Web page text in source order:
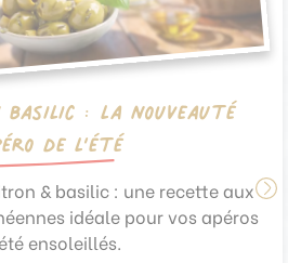
: la nouveauté
de l’été
& basilic : une recette aux
idéale pour vos apéros
ensoleillés.